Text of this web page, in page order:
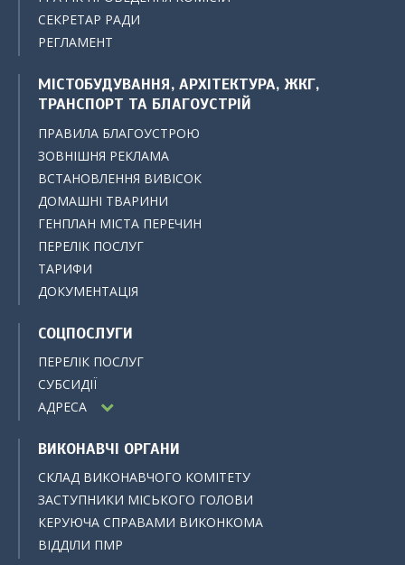
СЕКРЕТАР РАДИ
РЕГЛАМЕНТ
МІСТОБУДУВАННЯ, АРХІТЕКТУРА, ЖКГ,
ТРАНСПОРТ ТА БЛАГОУСТРІЙ
ПРАВИЛА БЛАГОУСТРОЮ
ЗОВНІШНЯ РЕКЛАМА
ВСТАНОВЛЕННЯ ВИВІСОК
ДОМАШНІ ТВАРИНИ
ГЕНПЛАН МІСТА ПЕРЕЧИН
ПЕРЕЛІК ПОСЛУГ
ТАРИФИ
ДОКУМЕНТАЦІЯ
СОЦПОСЛУГИ
ПЕРЕЛІК ПОСЛУГ
СУБСИДІЇ
АДРЕСА
ВИКОНАВЧІ ОРГАНИ
СКЛАД ВИКОНАВЧОГО КОМІТЕТУ
ЗАСТУПНИКИ МІСЬКОГО ГОЛОВИ
КЕРУЮЧА СПРАВАМИ ВИКОНКОМА
ВІДДІЛИ ПМР